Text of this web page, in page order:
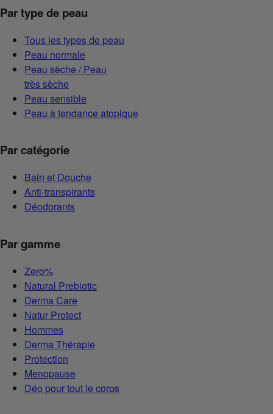
Par type de peau
Tous les types de peau
Peau normale
Peau sèche / Peau
très sèche
Peau sensible
Peau à tendance atopique
Par catégorie
Bain et Douche
Anti-transpirants
Déodorants
Par gamme
Zero%
Natural Prebiotic
Derma Care
Natur Protect
Hommes
Derma Thérapie
Protection
Menopause
Déo pour tout le corps